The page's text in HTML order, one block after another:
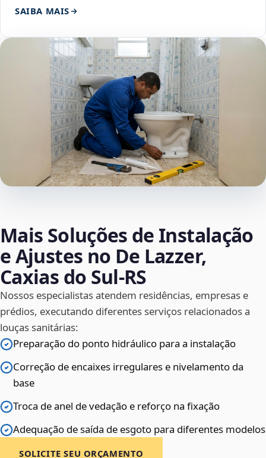
SAIBA MAIS
Mais Soluções de Instalação
e Ajustes no De Lazzer,
Caxias do Sul‑RS
Nossos especialistas atendem residências, empresas e
prédios, executando diferentes serviços relacionados a
louças sanitárias:
Preparação do ponto hidráulico para a instalação
Correção de encaixes irregulares e nivelamento da
base
Troca de anel de vedação e reforço na fixação
Adequação de saída de esgoto para diferentes modelos
SOLICITE SEU ORÇAMENTO